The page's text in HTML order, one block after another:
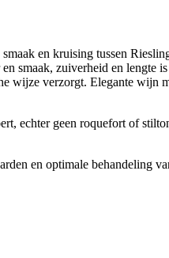
en kruising tussen
smaak, zuiverheid en lengte
wijze verzorgt. Elegante wijn
echter geen roquefort of
en optimale behandeling